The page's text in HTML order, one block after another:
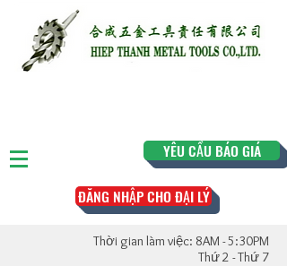
YÊU CẦU BÁO GIÁ
ĐĂNG NHẬP CHO ĐẠI LÝ
Thời gian làm việc: 8AM - 5:30PM
Thứ 2 - Thứ 7